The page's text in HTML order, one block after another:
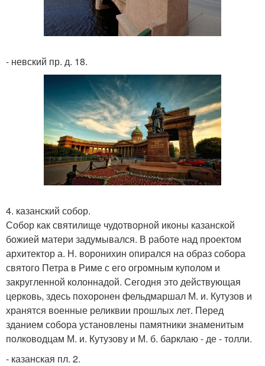
- невский пр. д. 18.
4. казанский собор.
Собор как святилище чудотворной иконы казанской
божией матери задумывался. В работе над проектом
архитектор а. Н. воронихин опирался на образ собора
святого Петра в Риме с его огромным куполом и
закругленной колоннадой. Сегодня это действующая
церковь, здесь похоронен фельдмаршал М. и. Кутузов и
хранятся военные реликвии прошлых лет. Перед
зданием собора установлены памятники знаменитым
полководцам М. и. Кутузову и М. б. барклаю - де - толли.
- казанская пл. 2.